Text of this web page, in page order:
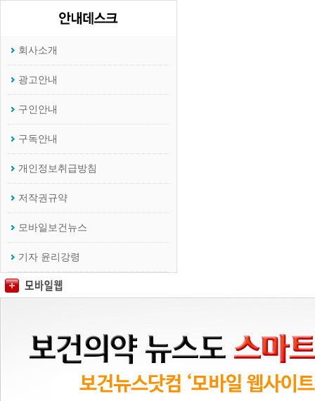
회사소개
광고안내
구인안내
구독안내
개인정보취급방침
저작권규약
모바일보건뉴스
기자 윤리강령